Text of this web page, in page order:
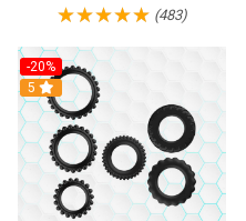
(483)
-20%
Hot
5